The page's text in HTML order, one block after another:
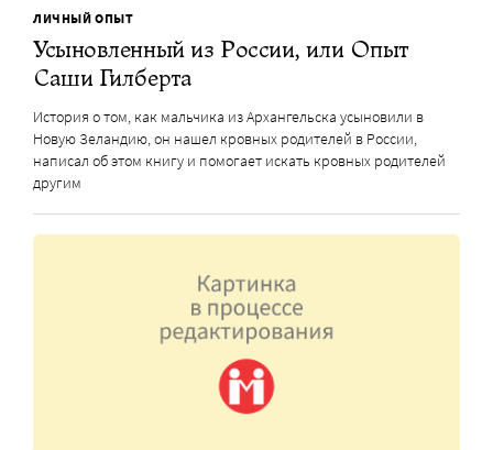
ЛИЧНЫЙ ОПЫТ
Усыновленный из России, или Опыт
Саши Гилберта
История о том, как мальчика из Архангельска усыновили в
Новую Зеландию, он нашел кровных родителей в России,
написал об этом книгу и помогает искать кровных родителей
другим